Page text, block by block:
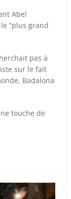
Abel
“plus grand
pas à
sur le fait
Badalona
touche de